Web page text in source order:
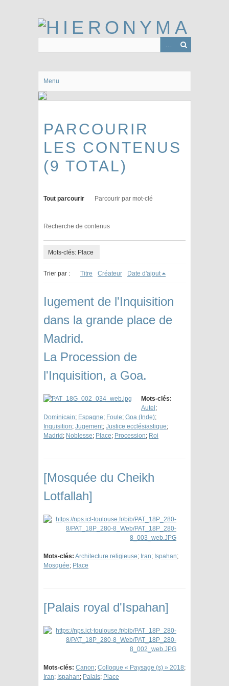
Menu
PARCOURIR
LES CONTENUS
(9 TOTAL)
Tout parcourir Parcourir par mot-clé
Recherche de contenus
Mots-clés: Place
Trier par : Titre Créateur Date d'ajout
Iugement de l'Inquisition
dans la grande place de
Madrid.
La Procession de
l'Inquisition, a Goa.
Mots-clés:
Autel ;
Dominicain; Espagne; Foule; Goa (Inde);
Inquisition; Jugement; Justice ecclésiastique;
Madrid ; Noblesse; Place; Procession; Roi
[Mosquée du Cheikh
Lotfallah]
Mots-clés: Architecture religieuse; Iran; Ispahan;
Mosquée; Place
[Palais royal d'Ispahan]
Mots-clés: Canon; Colloque « Paysage (s) » 2018;
Iran; Ispahan; Palais; Place